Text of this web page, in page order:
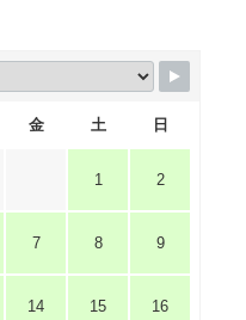
金 土 日
1 2
7 8 9
14 15 16